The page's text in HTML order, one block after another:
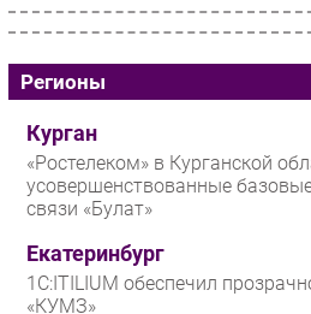
Регионы
Курган
«Ростелеком» в Курганской
усовершенствованные
связи «Булат»
Екатеринбург
1С:ITILIUM обеспечил
«КУМЗ»